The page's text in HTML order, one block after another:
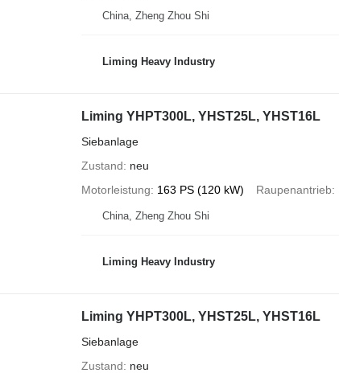
China, Zheng Zhou Shi
Liming Heavy Industry
Liming YHPT300L, YHST25L, YHST16L
Siebanlage
Zustand
neu
Motorleistung
163 PS (120 kW) Raupenantrieb
China, Zheng Zhou Shi
Liming Heavy Industry
Liming YHPT300L, YHST25L, YHST16L
Siebanlage
Zustand
neu